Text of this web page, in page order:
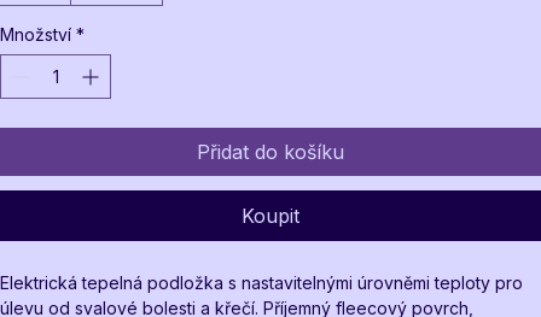
Množství *
Přidat do košíku
Koupit
Elektrická tepelná podložka s nastavitelnými úrovněmi teploty pro
úlevu od svalové bolesti a křečí. Příjemný fleecový povrch,